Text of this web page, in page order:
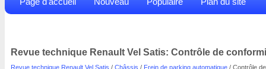
Revue technique Renault Vel Satis: Contrôle de
Revue technique Renault Vel Satis / Châssis / Frein de parking automatique / Contrôle de